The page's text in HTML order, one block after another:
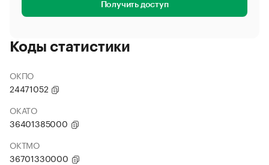
Получить доступ
Коды статистики
ОКПО
24471052
ОКАТО
36401385000
ОКТМО
36701330000